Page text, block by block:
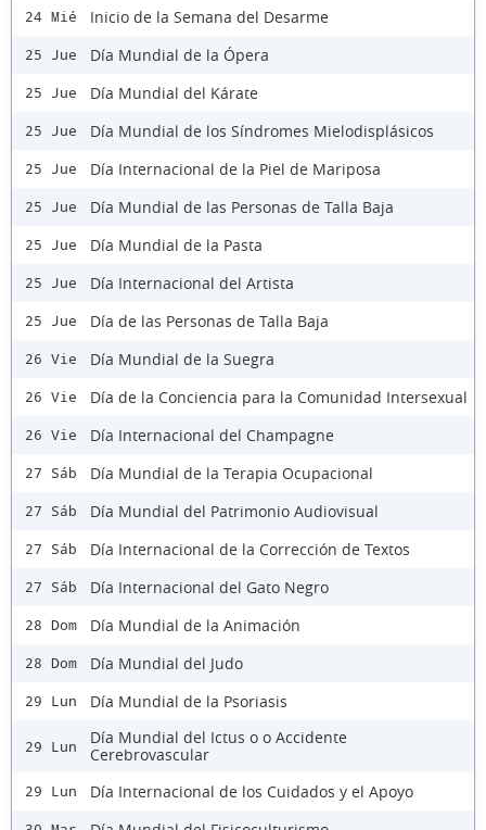
24 Mié Inicio de la Semana del Desarme
25 Jue Día Mundial de la Ópera
25 Jue Día Mundial del Kárate
25 Jue Día Mundial de los Síndromes Mielodisplásicos
25 Jue Día Internacional de la Piel de Mariposa
25 Jue Día Mundial de las Personas de Talla Baja
25 Jue Día Mundial de la Pasta
25 Jue Día Internacional del Artista
25 Jue Día de las Personas de Talla Baja
26 Vie Día Mundial de la Suegra
26 Vie Día de la Conciencia para la Comunidad Intersexual
26 Vie Día Internacional del Champagne
27 Sáb Día Mundial de la Terapia Ocupacional
27 Sáb Día Mundial del Patrimonio Audiovisual
27 Sáb Día Internacional de la Corrección de Textos
27 Sáb Día Internacional del Gato Negro
28 Dom Día Mundial de la Animación
28 Dom Día Mundial del Judo
29 Lun Día Mundial de la Psoriasis
29 Lun
Día Mundial del Ictus o o Accidente
Cerebrovascular
29 Lun Día Internacional de los Cuidados y el Apoyo